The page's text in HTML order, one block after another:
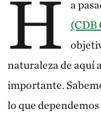
H a
(CDB
naturaleza de aquí
importante.
lo que